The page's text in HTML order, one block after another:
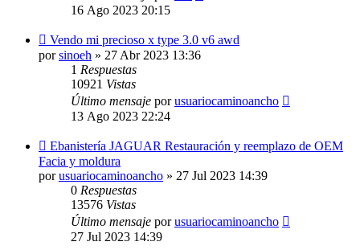
16 Ago 2023 20:15
Vendo mi precioso x type 3.0 v6 awd
porsinoeh » 27 Abr 2023 13:36
1 Respuestas
10921 Vistas
Último mensaje porusuariocaminoancho
13 Ago 2023 22:24
Ebanistería JAGUAR Restauración y reemplazo de OEM
Facia y moldura
porusuariocaminoancho » 27 Jul 2023 14:39
0 Respuestas
13576 Vistas
Último mensaje porusuariocaminoancho
27 Jul 2023 14:39